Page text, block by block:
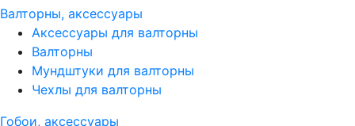
Валторны, аксессуары
Аксессуары для валторны
Валторны
Мундштуки для валторны
Чехлы для валторны
Гобои, аксессуары